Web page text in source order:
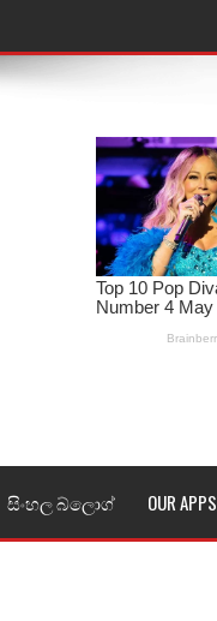
පද පෙළ
ගීතයේ පද පෙළ
සිංහල බ්ලොග් OUR APPS